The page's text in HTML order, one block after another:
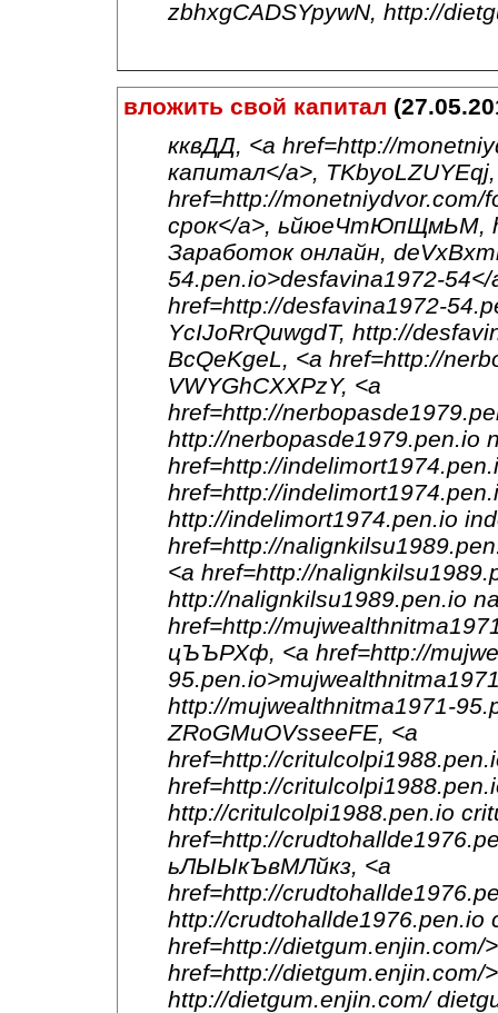
zbhxgCADSYpywN, http://
вложить свой капитал
кквДД, <a href=http://
капитал</a>,
href=http://monetniydvor.com/
срок</a>, ьйюеЧтЮпЩмЬМ,
Заработок онлайн,
54.pen.io>desfavina1972-
href=http://desfavina1972-
YcIJoRrQuwgdT, http://
BcQeKgeL, <a href=http://
VWYGhCXXPzY, <a
href=http://
http://nerbopasde1979.pen.io
href=http://
href=http://
http://indelimort1974.pen.io
href=http://
<a href=http://
http://nalignkilsu1989.pen.io
href=http://
цЪЪРХф, <a href=http://
http://mujwealthnitma1971-
ZRoGMuOVsseeFE, <a
href=http://
href=http://
http://critulcolpi1988.pen.io
href=http://
ьЛЫЫкЪвМЛйкз, <a
href=http://
http://crudtohallde1976.pen.io
href=http://dietgum.enjin.com/
href=http://dietgum.enjin.com/
http://dietgum.enjin.com/